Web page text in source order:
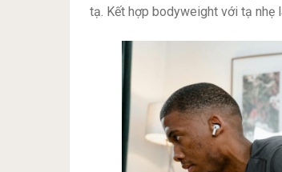
tạ. Kết hợp bodyweight với tạ nhẹ